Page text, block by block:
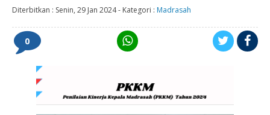
Diterbitkan : Senin, 29 Jan 2024- Kategori : Madrasah
0